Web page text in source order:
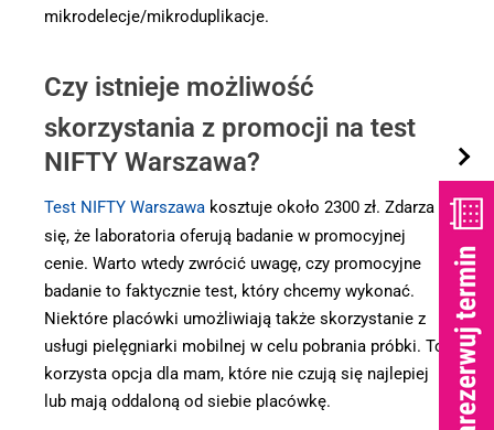
mikrodelecje/mikroduplikacje.
Czy istnieje możliwość
skorzystania z promocji na test
NIFTY Warszawa?
Test NIFTY Warszawa kosztuje około 2300 zł. Zdarza
się, że laboratoria oferują badanie w promocyjnej
cenie. Warto wtedy zwrócić uwagę, czy promocyjne
badanie to faktycznie test, który chcemy wykonać.
Niektóre placówki umożliwiają także skorzystanie z
usługi pielęgniarki mobilnej w celu pobrania próbki. To
korzysta opcja dla mam, które nie czują się najlepiej
lub mają oddaloną od siebie placówkę.